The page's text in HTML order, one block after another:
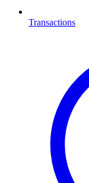
Transactions